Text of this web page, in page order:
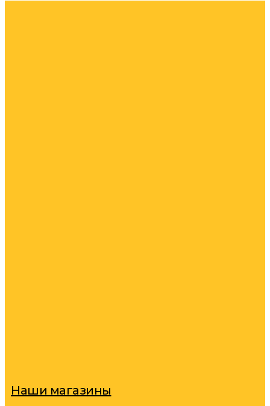
Наши магазины